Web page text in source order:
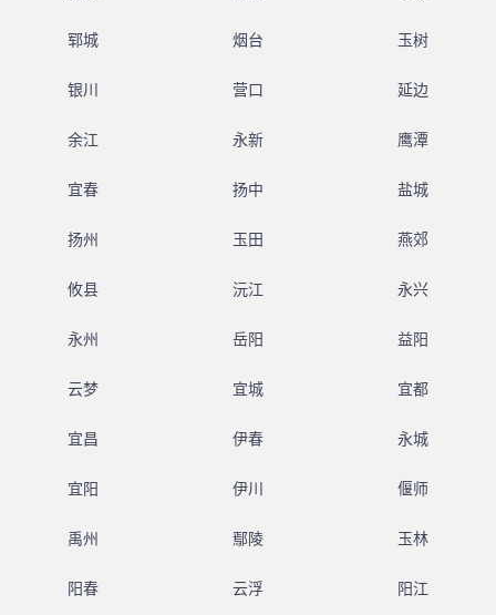
郓城 烟台 玉树
银川 营口 延边
余江 永新 鹰潭
宜春 扬中 盐城
扬州 玉田 燕郊
攸县 沅江 永兴
永州 岳阳 益阳
云梦 宜城 宜都
宜昌 伊春 永城
宜阳 伊川 偃师
禹州 鄢陵 玉林
阳春 云浮 阳江